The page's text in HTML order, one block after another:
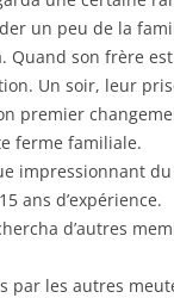
un peu de la
Quand son frère
Un soir, leur
premier
ferme familiale.
impressionnant
ans d’expérience.
d’autres
par les autres